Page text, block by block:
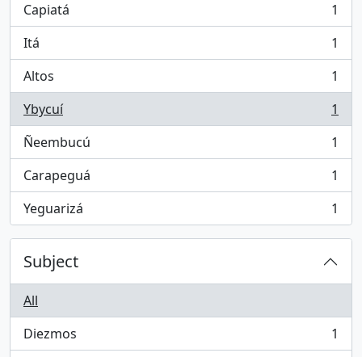
Capiatá
, 1 results
1
Itá
, 1 results
1
Altos
, 1 results
1
Ybycuí
, 1 results
1
Ñeembucú
, 1 results
1
Carapeguá
, 1 results
1
Yeguarizá
, 1 results 1
Subject
All
Diezmos
, 1 results
1